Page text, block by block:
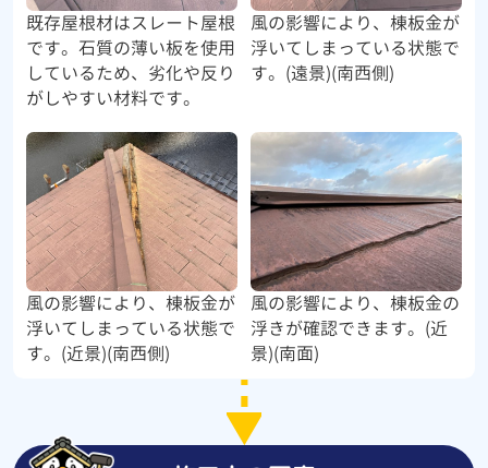
既存屋根材はスレート屋根
です。石質の薄い板を使用
しているため、劣化や反り
がしやすい材料です。
風の影響により、棟板金が
浮いてしまっている状態で
す。(遠景)(南西側)
風の影響により、棟板金が
浮いてしまっている状態で
す。(近景)(南西側)
風の影響により、棟板金の
浮きが確認できます。(近
景)(南面)